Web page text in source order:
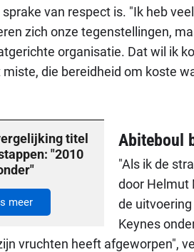
van respect is. "Ik heb
zich onze tegenstellingen,
organisatie. Dat wil ik
die bereidheid om koste
titel
"2010
meer
Abiteboul
"Als ik de
door Helmut
de
Keynes
vruchten heeft afgeworpen",